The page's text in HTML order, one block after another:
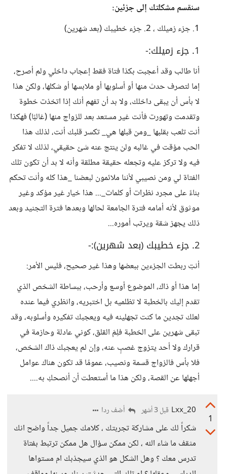
سنقسم مشكلتك إلى جزئين:
1. جزء زميلك ، 2. جزء خطيبك (بعد شهرين)
1. جزء زميلك:-
أنا طالب وقد أعجبت بكذا فتاة فقط إعجاب داخلي ولم أصرح،
إما لتصرف حدث منها أو أسلوبها أو ملابسها أو شكلها، ولكن هذا
لا بأس أن يبقى داخلك، ولا بد أن تفهم أنك إذا اتخذت خطوة
وتقدمت وتهورت فأنت غير مستعد بعد للزواج منها (غالبًا) فهكذا
أنت تلعب بقلبها _ومن قبلها هي_ تكسر قلبك أنت، لذلك هذا
الحب مؤقت في غالبه ولن ينتج عنه شئ حقيقي، لذلك لا تفكر
فيه ولا تركز عليه وتجعله حقيقة مطلقة وأنه لا بد أن تكون تلك
الفتاة لي ومن نصيبي لأننا ملائمون لبعضنا _هذا كله وأنت تحكم
بناءً على مجرد نظرات أو كلمات_... هذا خيار غير مؤكد وغير
موثوق لأنه أمامه فترة الجامعة لحالها وبعدها فترة التجنيد وبعد
ذلك يجهز شقة ويرتب أموره...
2. جزء خطيبك (بعد شهرين):-
أنتِ ربطت الجزءين ببعضها وهذا غير صحيح، فليس الأمر:
إما هذا أو ذاك، الموضوع أوسع وأرحب، ببساطة الشخص الذي
تقدم إليك بالخطبة لا تظلميه بل اختبريه، وانظري فيما عنده
لعلك تجدين ما كنت تجهلينه فيه ويعجبك تفكيره وأسلوبه، وقد
تبقى شهرين على الخطبة فلِمَ القلق، كوني عادلة وحازمة في
قرارك ولا أحد يتزوج غصبٍ عنه، وإن لم يعجبك ذاك الشخص،
فلا بأس فالزواج قسمة ونصيب، عمومًا قد تكون هناك عوامل
أجهلها عن القصة، ولكن هذا ما أستعطت أن أنصحكِ به....
1
Lxx_20 قبل 3 أشهر أضف ردا
شكراً لك على مشاركة تجربتك ، كلامك جميل جداً واضح انك
مثقف ما شاء الله ، لكن ممكن سؤال هل ممكن ترتبط بفتاة
تدرس معك ؟ وهل الشكل هو الذي سيجذبك ام مستواها